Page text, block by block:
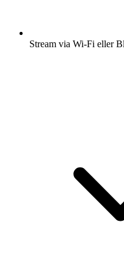
Stream via Wi-Fi eller